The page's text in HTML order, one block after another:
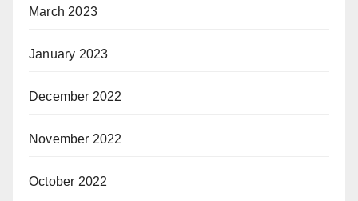
March 2023
January 2023
December 2022
November 2022
October 2022